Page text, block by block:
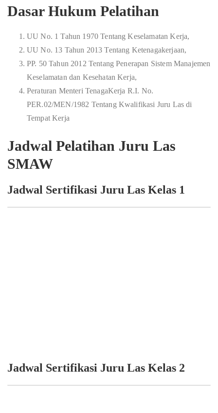
Dasar Hukum Pelatihan
UU No. 1 Tahun 1970 Tentang Keselamatan Kerja,
UU No. 13 Tahun 2013 Tentang Ketenagakerjaan,
PP. 50 Tahun 2012 Tentang Penerapan Sistem Manajemen
Keselamatan dan Kesehatan Kerja,
Peraturan Menteri TenagaKerja R.I. No.
PER.02/MEN/1982 Tentang Kwalifikasi Juru Las di
Tempat Kerja
Jadwal Pelatihan Juru Las
SMAW
Jadwal Sertifikasi Juru Las Kelas 1
Jadwal Sertifikasi Juru Las Kelas 2